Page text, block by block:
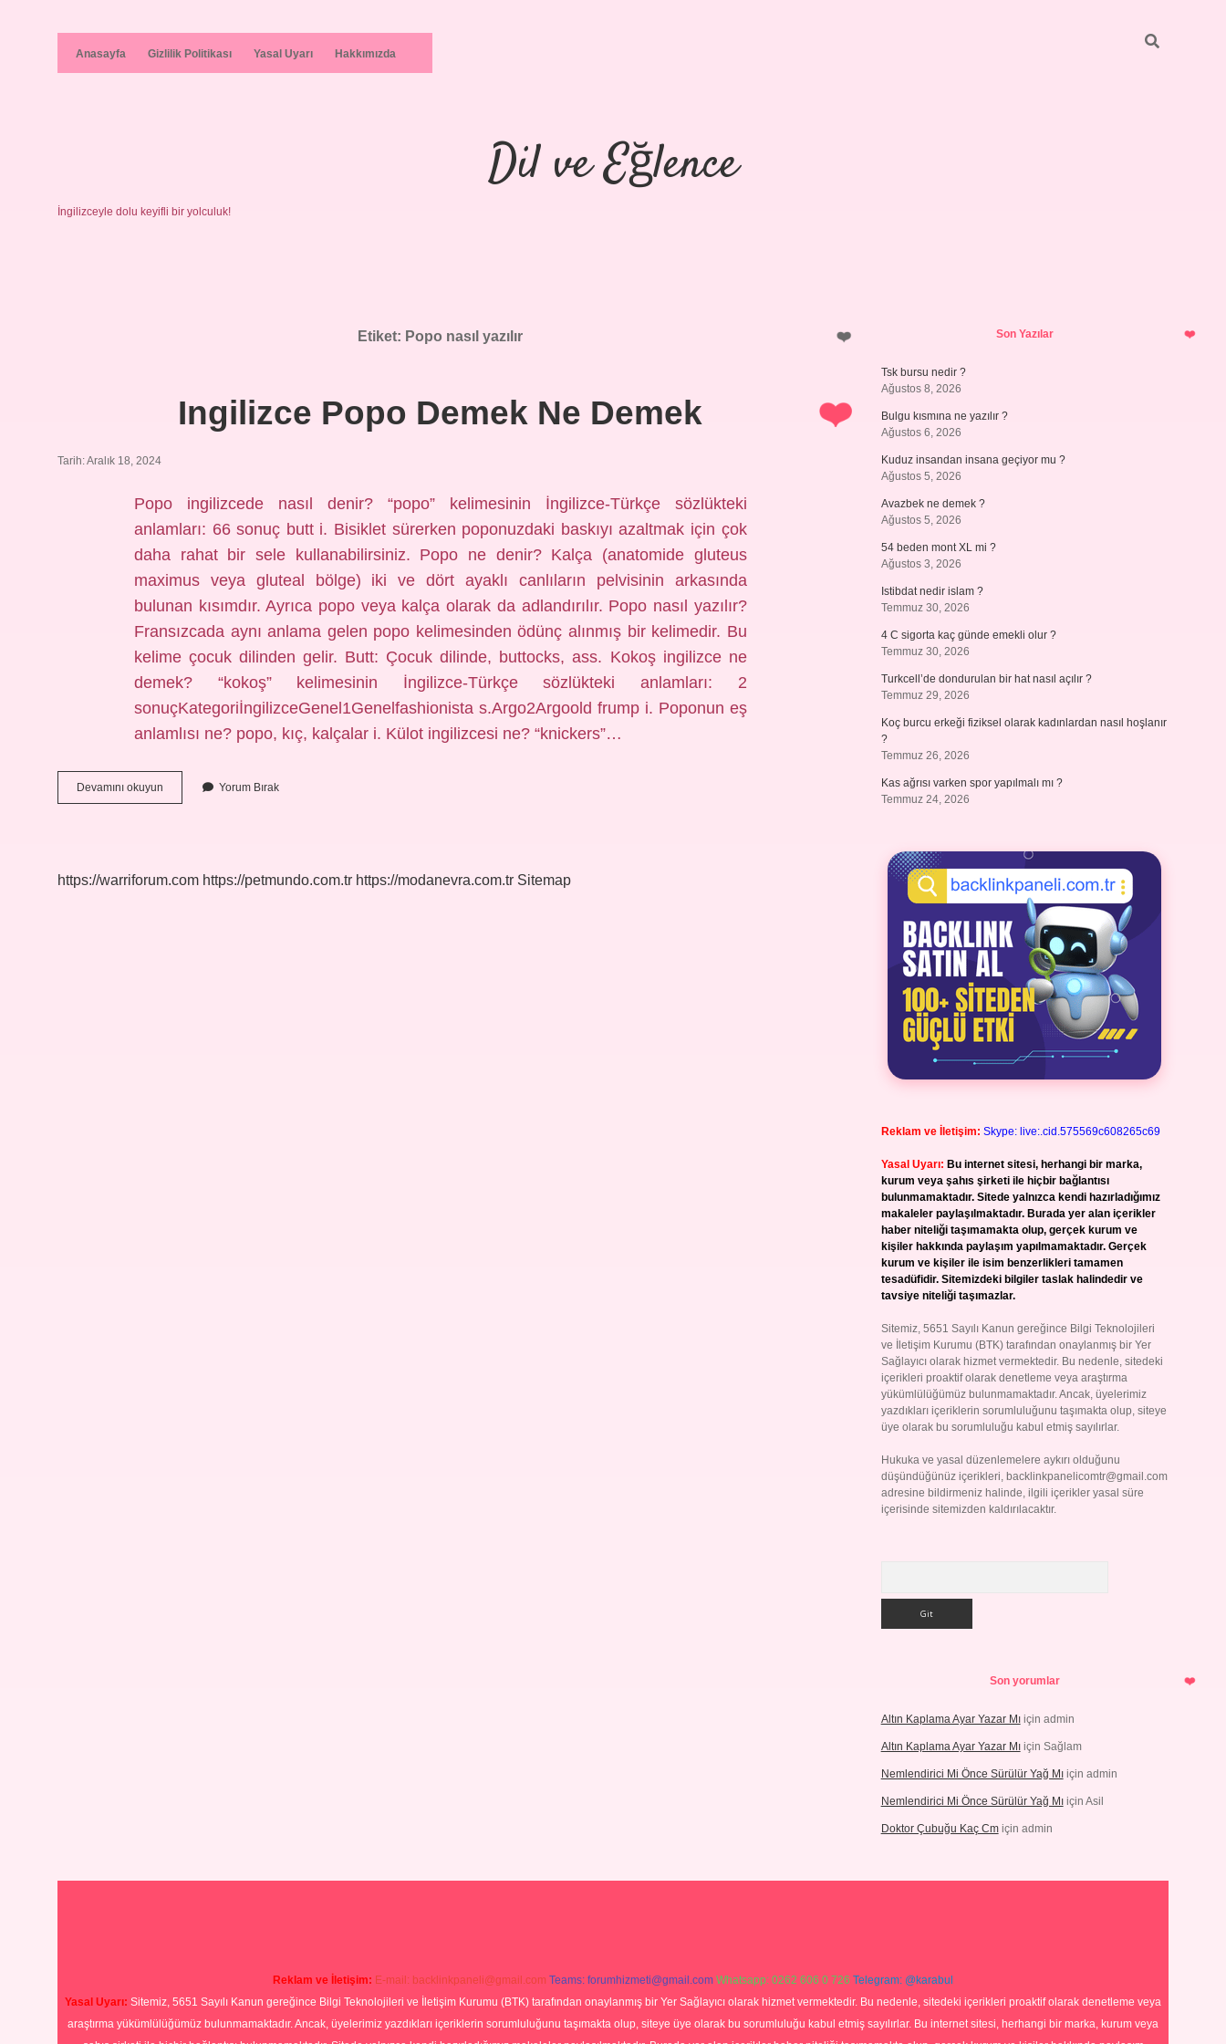
Anasayfa Gizlilik Politikası Yasal Uyarı Hakkımızda
Dil ve Eğlence
İngilizceyle dolu keyifli bir yolculuk!
Etiket: Popo nasıl yazılır
Ingilizce Popo Demek Ne Demek
Tarih: Aralık 18, 2024
Popo ingilizcede nasıl denir? “popo” kelimesinin İngilizce-Türkçe sözlükteki
anlamları: 66 sonuç butt i. Bisiklet sürerken poponuzdaki baskıyı azaltmak için çok
daha rahat bir sele kullanabilirsiniz. Popo ne denir? Kalça (anatomide gluteus
maximus veya gluteal bölge) iki ve dört ayaklı canlıların pelvisinin arkasında
bulunan kısımdır. Ayrıca popo veya kalça olarak da adlandırılır. Popo nasıl yazılır?
Fransızcada aynı anlama gelen popo kelimesinden ödünç alınmış bir kelimedir. Bu
kelime çocuk dilinden gelir. Butt: Çocuk dilinde, buttocks, ass. Kokoş ingilizce ne
demek? “kokoş” kelimesinin İngilizce-Türkçe sözlükteki anlamları: 2
sonuçKategoriİngilizceGenel1Genelfashionista s.Argo2Argoold frump i. Poponun eş
anlamlısı ne? popo, kıç, kalçalar i. Külot ingilizcesi ne? “knickers”…
Devamını okuyun Ingilizce
Popo
Yorum Bırak
https://warriforum.com https://petmundo.com.tr https://modanevra.com.tr Sitemap
SidebarSon Yazılar
Tsk bursu nedir ?
Ağustos 8, 2026
Bulgu kısmına ne yazılır ?
Ağustos 6, 2026
Kuduz insandan insana geçiyor mu ?
Ağustos 5, 2026
Avazbek ne demek ?
Ağustos 5, 2026
54 beden mont XL mi ?
Ağustos 3, 2026
Istibdat nedir islam ?
Temmuz 30, 2026
4 C sigorta kaç günde emekli olur ?
Temmuz 30, 2026
Turkcell’de dondurulan bir hat nasıl açılır ?
Temmuz 29, 2026
Koç burcu erkeği fiziksel olarak kadınlardan nasıl hoşlanır
?
Temmuz 26, 2026
Kas ağrısı varken spor yapılmalı mı ?
Temmuz 24, 2026
Reklam ve İletişim: Skype: live:.cid.575569c608265c69
Yasal Uyarı: Bu internet sitesi, herhangi bir marka,
kurum veya şahıs şirketi ile hiçbir bağlantısı
bulunmamaktadır. Sitede yalnızca kendi hazırladığımız
makaleler paylaşılmaktadır. Burada yer alan içerikler
haber niteliği taşımamakta olup, gerçek kurum ve
kişiler hakkında paylaşım yapılmamaktadır. Gerçek
kurum ve kişiler ile isim benzerlikleri tamamen
tesadüfidir. Sitemizdeki bilgiler taslak halindedir ve
tavsiye niteliği taşımazlar.
Sitemiz, 5651 Sayılı Kanun gereğince Bilgi Teknolojileri
ve İletişim Kurumu (BTK) tarafından onaylanmış bir Yer
Sağlayıcı olarak hizmet vermektedir. Bu nedenle, sitedeki
içerikleri proaktif olarak denetleme veya araştırma
yükümlülüğümüz bulunmamaktadır. Ancak, üyelerimiz
yazdıkları içeriklerin sorumluluğunu taşımakta olup, siteye
üye olarak bu sorumluluğu kabul etmiş sayılırlar.
Hukuka ve yasal düzenlemelere aykırı olduğunu
düşündüğünüz içerikleri, backlinkpanelicomtr@gmail.com
adresine bildirmeniz halinde, ilgili içerikler yasal süre
içerisinde sitemizden kaldırılacaktır.
Son yorumlar
Altın Kaplama Ayar Yazar Mıiçin admin
Altın Kaplama Ayar Yazar Mıiçin Sağlam
Nemlendirici Mi Önce Sürülür Yağ Mıiçin admin
Nemlendirici Mi Önce Sürülür Yağ Mıiçin Asil
Doktor Çubuğu Kaç Cmiçin admin
Reklam ve İletişim: E-mail: backlinkpaneli@gmail.com Teams: forumhizmeti@gmail.com Whatsapp: 0262 606 0 726 Telegram: @karabul
Yasal Uyarı: Sitemiz, 5651 Sayılı Kanun gereğince Bilgi Teknolojileri ve İletişim Kurumu (BTK) tarafından onaylanmış bir Yer Sağlayıcı olarak hizmet vermektedir. Bu nedenle, sitedeki içerikleri proaktif olarak denetleme veya
araştırma yükümlülüğümüz bulunmamaktadır. Ancak, üyelerimiz yazdıkları içeriklerin sorumluluğunu taşımakta olup, siteye üye olarak bu sorumluluğu kabul etmiş sayılırlar. Bu internet sitesi, herhangi bir marka, kurum veya